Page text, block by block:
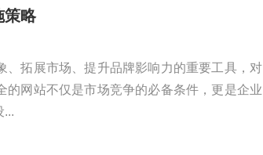
策略
拓展市场、提升品牌影响力的重要工具，对
网站不仅是市场竞争的必备条件，更是企业
...